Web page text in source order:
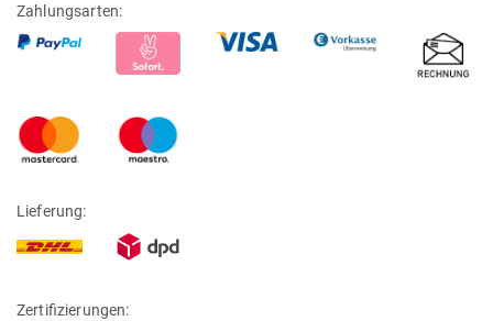
Zahlungsarten:
Lieferung:
Zertifizierungen: